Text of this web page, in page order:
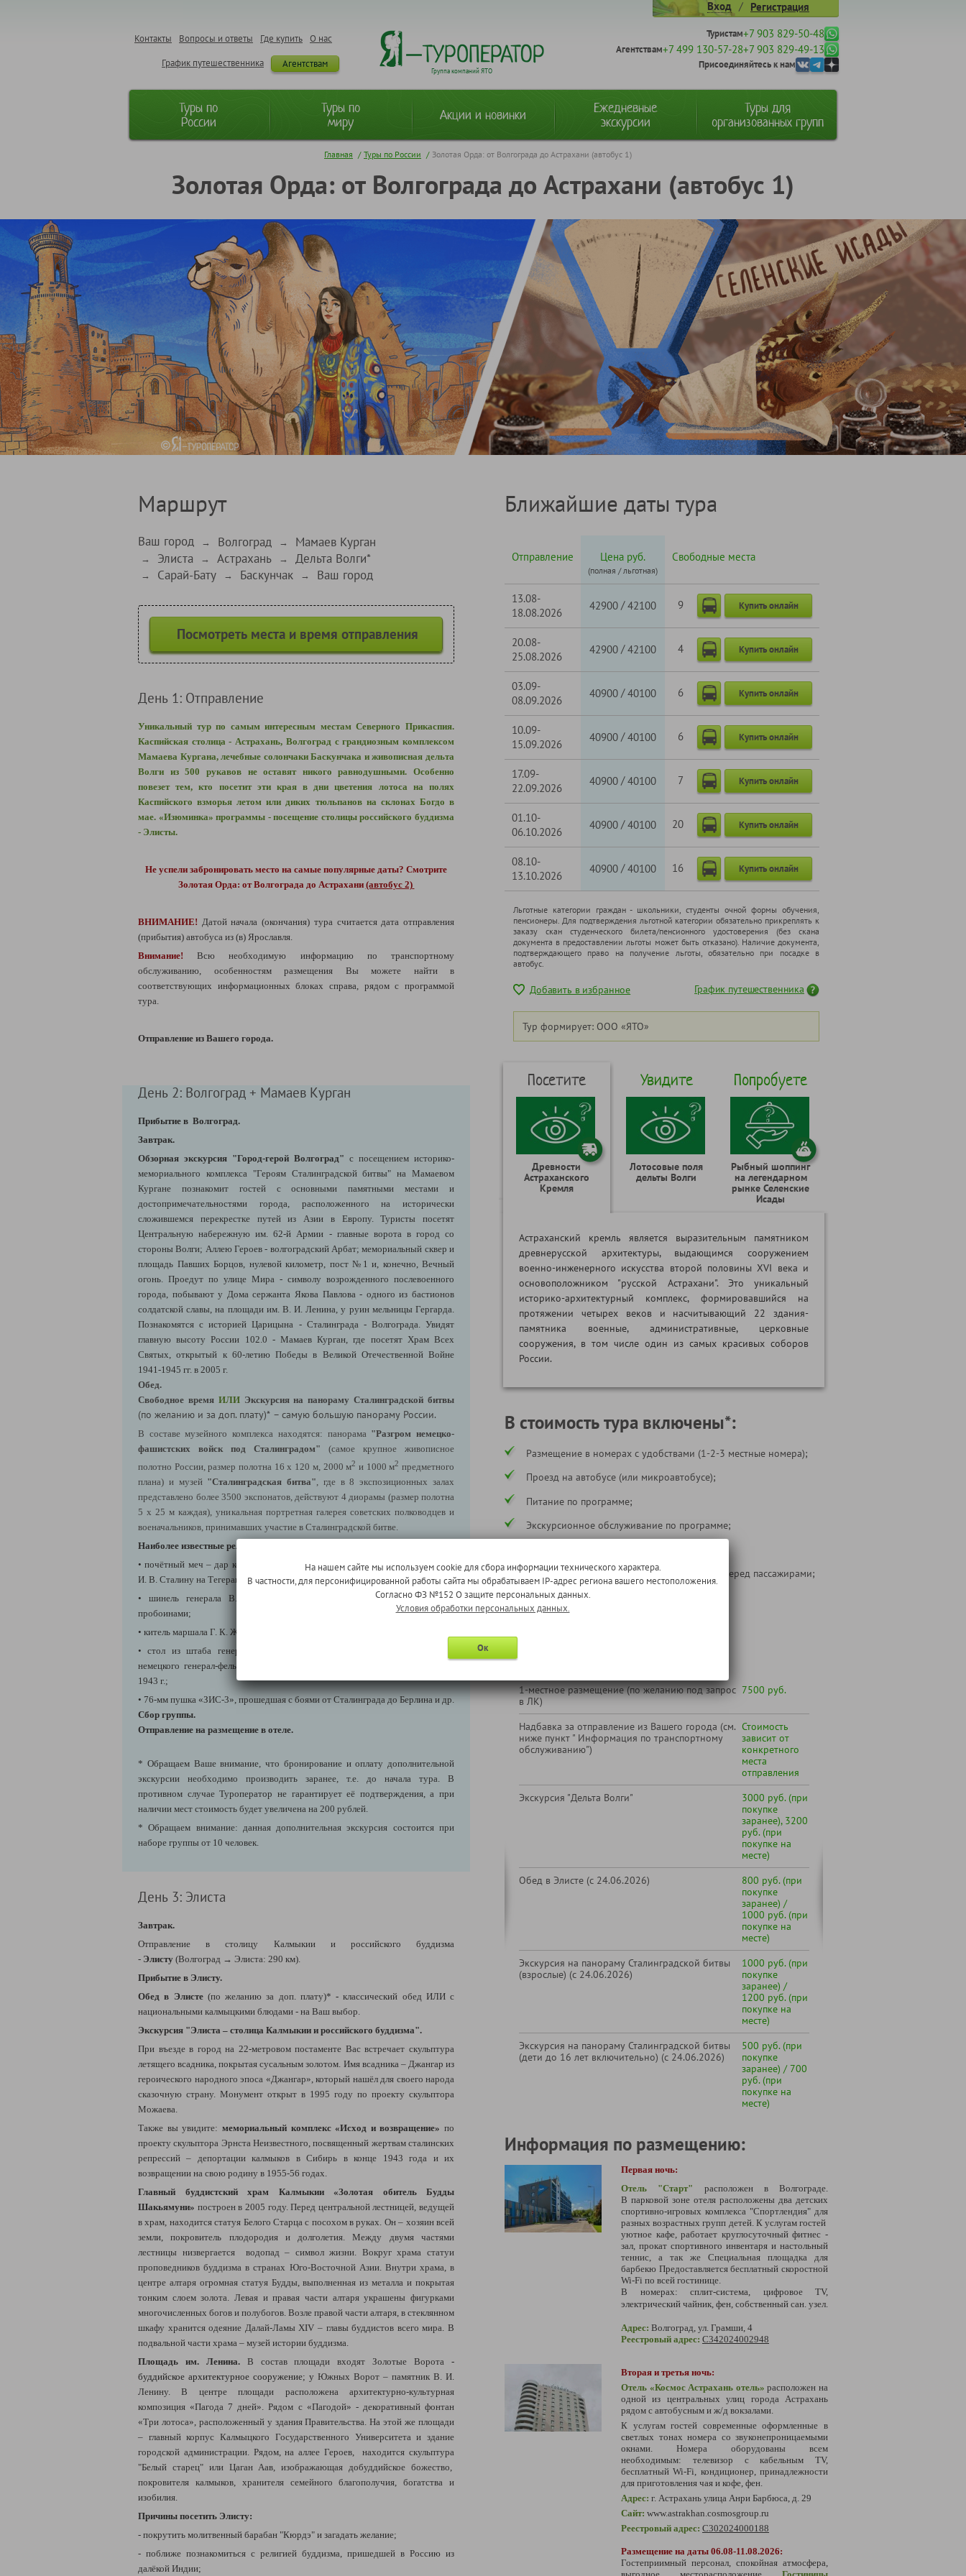
Вход / Регистрация
О нас
Где купить
Вопросы и ответы
Контакты
Агентствам
График путешественника
Группа компаний ЯТО
Туристам+7 903 829-50-48
Агентствам+7 499 130-57-28+7 903 829-49-13
Присоединяйтесь к нам
Туры по
России
Туры по
миру
Акции и новинки
Ежедневные
экскурсии
Туры для
организованных групп
Главная / Туры по России / Золотая Орда: от Волгограда до Астрахани (автобус 1)
Золотая Орда: от Волгограда до Астрахани (автобус 1)
Маршрут
Ваш город → Волгоград → Мамаев Курган
→ Элиста → Астрахань → Дельта Волги*
→ Сарай-Бату → Баскунчак → Ваш город
Посмотреть места и время отправления
День 1: Отправление
Уникальный тур по самым интересным местам Северного Прикаспия.
Каспийская столица - Астрахань, Волгоград с грандиозным комплексом
Мамаева Кургана, лечебные солончаки Баскунчака и живописная дельта
Волги из 500 рукавов не оставят никого равнодушными. Особенно
повезет тем, кто посетит эти края в дни цветения лотоса на полях
Каспийского взморья летом или диких тюльпанов на склонах Богдо в
мае. «Изюминка» программы - посещение столицы российского буддизма
- Элисты.
Не успели забронировать место на самые популярные даты? Смотрите
Золотая Орда: от Волгограда до Астрахани (автобус 2)
ВНИМАНИЕ! Датой начала (окончания) тура считается дата отправления
(прибытия) автобуса из (в) Ярославля.
Внимание!
Всю необходимую информацию по транспортному
обслуживанию, особенностям размещения Вы можете найти в
соответствующих информационных блоках справа, рядом с программой
тура.
Отправление из Вашего города.
День 2: Волгоград + Мамаев Курган
Прибытие в Волгоград.
Завтрак.
Обзорная экскурсия "Город-герой Волгоград" с посещением историко-
мемориального комплекса "Героям Сталинградской битвы" на Мамаевом
Кургане познакомит гостей с основными памятными местами и
достопримечательностями города, расположенного на исторически
сложившемся перекрестке путей из Азии в Европу. Туристы посетят
Центральную набережную им. 62-й Армии - главные ворота в город со
стороны Волги; Аллею Героев - волгоградский Арбат; мемориальный сквер и
площадь Павших Борцов, нулевой километр, пост №1 и, конечно, Вечный
огонь. Проедут по улице Мира - символу возрожденного послевоенного
города, побывают у Дома сержанта Якова Павлова - одного из бастионов
солдатской славы, на площади им. В. И. Ленина, у руин мельницы Гергарда.
Познакомятся с историей Царицына - Сталинграда - Волгограда. Увидят
главную высоту России 102.0 - Мамаев Курган, где посетят Храм Всех
Святых, открытый к 60-летию Победы в Великой Отечественной Войне
1941-1945 гг. в 2005 г.
Обед.
Свободное время ИЛИ Экскурсия на панораму Сталинградской битвы
(по желанию и за доп. плату)* – самую большую панораму России.
В составе музейного комплекса находятся: панорама "Разгром немецко-
фашистских войск под Сталинградом" (самое крупное живописное
полотно России, размер полотна 16 х 120 м, 2000 м2 и 1000 м2 предметного
плана) и музей "Сталинградская битва" , где в 8 экспозиционных залах
представлено более 3500 экспонатов, действуют 4 диорамы (размер полотна
5 х 25 м каждая), уникальная портретная галерея советских полководцев и
военачальников, принимавших участие в Сталинградской битве.
Наиболее известные реликвии музея:
• почётный меч – дар короля Георга VI гражданам Сталинграда, вручённый
И. В. Сталину на Тегеранской конференции в 1943 г.;
• шинель генерала В. А. Глазкова со 168 пулевыми и осколочными
пробоинами;
• китель маршала Г. К. Жукова;
• стол из штаба генерала М. С. Шумилова, где впервые допрашивали
немецкого генерал-фельдмаршала Ф. Паулюса, пленённого в Сталинграде в
1943 г.;
• 76-мм пушка «ЗИС-3», прошедшая с боями от Сталинграда до Берлина и др.
Сбор группы.
Отправление на размещение в отеле.
* Обращаем Ваше внимание, что бронирование и оплату дополнительной
экскурсии необходимо производить заранее, т.е. до начала тура. В
противном случае Туроператор не гарантирует её подтверждения, а при
наличии мест стоимость будет увеличена на 200 рублей.
* Обращаем внимание: данная дополнительная экскурсия состоится при
наборе группы от 10 человек.
День 3: Элиста
Завтрак.
Отправление в
столицу Калмыкии и российского буддизма
- Элисту (Волгоград → Элиста: 290 км).
Прибытие в Элисту.
Обед в Элисте (по желанию за доп. плату)* -классический обед ИЛИ с
национальными калмыцкими блюдами - на Ваш выбор.
Экскурсия "Элиста – столица Калмыкии и российского буддизма".
При въезде в город на 22-метровом постаменте Вас встречает скульптура
летящего всадника, покрытая сусальным золотом. Имя всадника – Джангар из
героического народного эпоса «Джангар», который нашёл для своего народа
сказочную страну. Монумент открыт в 1995 году по проекту скульптора
Можаева.
Также вы увидите: мемориальный комплекс «Исход и возвращение» по
проекту скульптора Эрнста Неизвестного, посвященный жертвам сталинских
репрессий – депортации калмыков в Сибирь в конце 1943 года и их
возвращении на свою родину в 1955-56 годах.
Главный буддистский храм Калмыкии «Золотая обитель Будды
Шакьямуни» построен в 2005 году. Перед центральной лестницей, ведущей
в храм, находится статуя Белого Старца с посохом в руках. Он – хозяин всей
земли, покровитель плодородия и долголетия. Между двумя частями
лестницы низвергается водопад – символ жизни. Вокруг храма статуи
проповедников буддизма в странах Юго-Восточной Азии. Внутри храма, в
центре алтаря огромная статуя Будды, выполненная из металла и покрытая
тонким слоем золота. Левая и правая части алтаря украшены фигурками
многочисленных богов и полубогов. Возле правой части алтаря, в стеклянном
шкафу хранится одеяние Далай-Ламы XIV – главы буддистов всего мира. В
подвальной части храма – музей истории буддизма.
Площадь им. Ленина.В состав площади входят Золотые Ворота -
буддийское архитектурное сооружение; у Южных Ворот – памятник В. И.
Ленину. В центре площади расположена архитектурно-культурная
композиция «Пагода 7 дней». Рядом с «Пагодой» - декоративный фонтан
«Три лотоса», расположенный у здания Правительства. На этой же площади
– главный корпус Калмыцкого Государственного Университета и здание
городской администрации. Рядом, на аллее Героев, находится скульптура
"Белый старец" или Цаган Аав, изображающая добуддийское божество,
покровителя калмыков, хранителя семейного благополучия, богатства и
изобилия.
Причины посетить Элисту:
- покрутить молитвенный барабан "Кюрдэ" и загадать желание;
- поближе познакомиться с религией буддизма, пришедшей в Россию из
далёкой Индии;
Ближайшие даты тура
Отправление Цена руб.
(полная / льготная)
Свободные места
13.08-
18.08.2026
42900 /42100 9 Купить онлайн
20.08-
25.08.2026
42900 /42100 4 Купить онлайн
03.09-
08.09.2026
40900 /40100 6 Купить онлайн
10.09-
15.09.2026
40900 /40100 6 Купить онлайн
17.09-
22.09.2026
40900 /40100 7 Купить онлайн
01.10-
06.10.2026
40900 /40100 20 Купить онлайн
08.10-
13.10.2026
40900 /40100 16 Купить онлайн
Льготные категории граждан - школьники, cтуденты очной формы обучения,
пенсионеры. Для подтверждения льготной категории обязательно прикреплять к
заказу скан студенческого билета/пенсионного удостоверения (без скана
документа в предоставлении льготы может быть отказано). Наличие документа,
подтверждающего право на получение льготы, обязательно при посадке в
автобус.
Добавить в избранное График путешественника
Тур формирует: ООО «ЯТО»
Посетите
Древности
Астраханского
Кремля
Увидите
Лотосовые поля
дельты Волги
Попробуете
Рыбный шоппинг
на легендарном
рынке Селенские
Исады
Астраханский кремль является выразительным памятником
древнерусской архитектуры, выдающимся сооружением
военно-инженерного искусства второй половины XVI века и
основоположником "русской Астрахани". Это уникальный
историко-архитектурный комплекс, формировавшийся на
протяжении четырех веков и насчитывающий 22 здания-
памятника военные, административные, церковные
сооружения, в том числе один из самых красивых соборов
России.
В стоимость тура включены*:
Размещение в номерах с удобствами (1-2-3 местные номера);
Проезд на автобусе (или микроавтобусе);
Питание по программе;
Экскурсионное обслуживание по программе;
Страхование ответственности перевозчика перед пассажирами;
* в соответствии с программой тура
В стоимость тура не входит:
1-местное размещение (по желанию под запрос
в ЛК)
7500 руб.
Надбавка за отправление из Вашего города (см.
ниже пункт " Информация по транспортному
обслуживанию")
Стоимость
зависит от
конкретного
места
отправления
Экскурсия "Дельта Волги"
3000 руб. (при
покупке
заранее), 3200
руб. (при
покупке на
месте)
Обед в Элисте (с 24.06.2026)
800 руб. (при
покупке
заранее) /
1000 руб. (при
покупке на
месте)
Экскурсия на панораму Сталинградской битвы
(взрослые) (с 24.06.2026)
1000 руб. (при
покупке
заранее) /
1200 руб. (при
покупке на
месте)
Экскурсия на панораму Сталинградской битвы
(дети до 16 лет включительно) (с 24.06.2026)
500 руб. (при
покупке
заранее) / 700
руб. (при
покупке на
месте)
Информация по размещению:
Первая ночь:
Отель "Старт" расположен в Волгограде.
В парковой зоне отеля расположены два детских
спортивно-игровых комплекса "Спортлендия" для
разных возрастных групп детей. К услугам гостей
уютное кафе, работает круглосуточный фитнес -
зал, прокат спортивного инвентаря и настольный
теннис, а так же Специальная площадка для
барбекю Предоставляется бесплатный скоростной
Wi-Fi по всей гостинице.
В номерах: сплит-система, цифровое TV,
электрический чайник, фен, собственный сан. узел.
Адрес: Волгоград, ул. Грамши, 4
Реестровый адрес: С342024002948
Вторая и третья ночь:
Отель «Космос Астрахань отель» расположен на
одной из центральных улиц города Астрахань
рядом с автобусным и ж/д вокзалами.
К услугам гостей современные оформленные в
светлых тонах номера со звуконепроницаемыми
окнами. Номера оборудованы всем
необходимым: телевизор с кабельным TV,
бесплатный Wi-Fi, кондиционер, принадлежности
для приготовления чая и кофе, фен.
Адрес: г. Астрахань улица Анри Барбюса, д. 29
Сайт: www.astrakhan.cosmosgroup.ru
Реестровый адрес: С302024000188
Размещение на даты 06.08-11.08.2026:
Гостеприимный персонал, спокойная атмосфера,
На нашем сайте мы используем cookie для сбора информации технического характера.
В частности, для персонифицированной работы сайта мы обрабатываем IP-адрес региона вашего местоположения.
Согласно ФЗ №152 О защите персональных данных.
Условия обработки персональных данных.
Ок